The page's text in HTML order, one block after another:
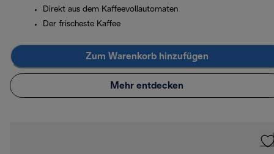
Direkt aus dem Kaffeevollautomaten
Der frischeste Kaffee
Zum Warenkorb hinzufügen
Mehr entdecken